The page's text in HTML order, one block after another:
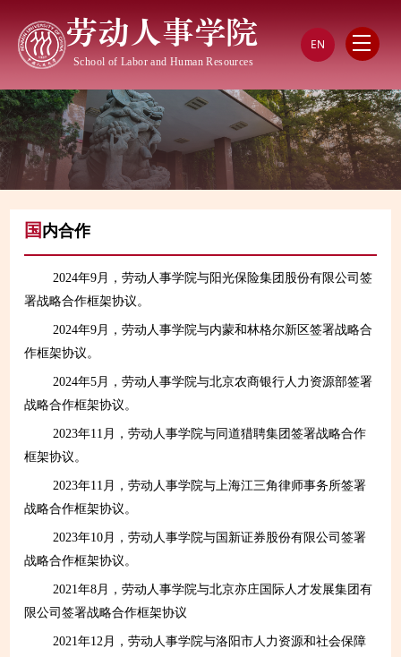
劳动人事学院
School of Labor and Human Resources
EN
国 内合作
2024年9月，劳动人事学院与阳光保险集团股份有限公司签
署战略合作框架协议。
2024年9月，劳动人事学院与内蒙和林格尔新区签署战略合
作框架协议。
2024年5月，劳动人事学院与北京农商银行人力资源部签署
战略合作框架协议。
2023年11月，劳动人事学院与同道猎聘集团签署战略合作
框架协议。
2023年11月，劳动人事学院与上海江三角律师事务所签署
战略合作框架协议。
2023年10月，劳动人事学院与国新证券股份有限公司签署
战略合作框架协议。
2021年8月，劳动人事学院与北京亦庄国际人才发展集团有
限公司签署战略合作框架协议
2021年12月，劳动人事学院与洛阳市人力资源和社会保障